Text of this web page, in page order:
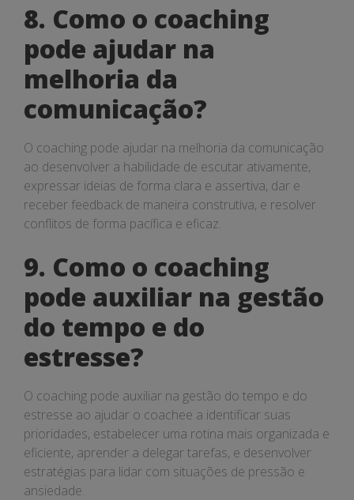
8. Como o coaching
pode ajudar na
melhoria da
comunicação?
O coaching pode ajudar na melhoria da comunicação
ao desenvolver a habilidade de escutar ativamente,
expressar ideias de forma clara e assertiva, dar e
receber feedback de maneira construtiva, e resolver
conflitos de forma pacífica e eficaz.
9. Como o coaching
pode auxiliar na gestão
do tempo e do
estresse?
O coaching pode auxiliar na gestão do tempo e do
estresse ao ajudar o coachee a identificar suas
prioridades, estabelecer uma rotina mais organizada e
eficiente, aprender a delegar tarefas, e desenvolver
estratégias para lidar com situações de pressão e
ansiedade.